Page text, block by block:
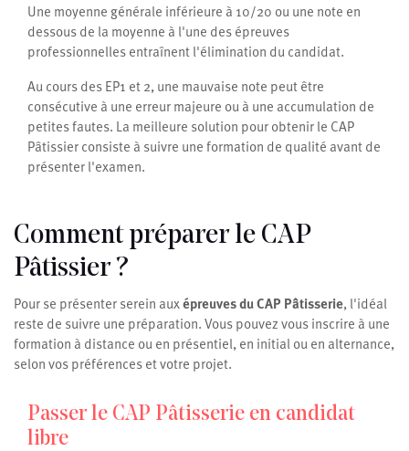
Une moyenne générale inférieure à 10/20 ou une note en
dessous de la moyenne à l'une des épreuves
professionnelles entraînent l'élimination du candidat.
Au cours des EP1 et 2, une mauvaise note peut être
consécutive à une erreur majeure ou à une accumulation de
petites fautes. La meilleure solution pour obtenir le CAP
Pâtissier consiste à suivre une formation de qualité avant de
présenter l'examen.
Comment préparer le CAP
Pâtissier ?
Pour se présenter serein auxépreuves du CAP Pâtisserie, l'idéal
reste de suivre une préparation. Vous pouvez vous inscrire à une
formation à distance ou en présentiel, en initial ou en alternance,
selon vos préférences et votre projet.
Passer le CAP Pâtisserie en candidat
libre